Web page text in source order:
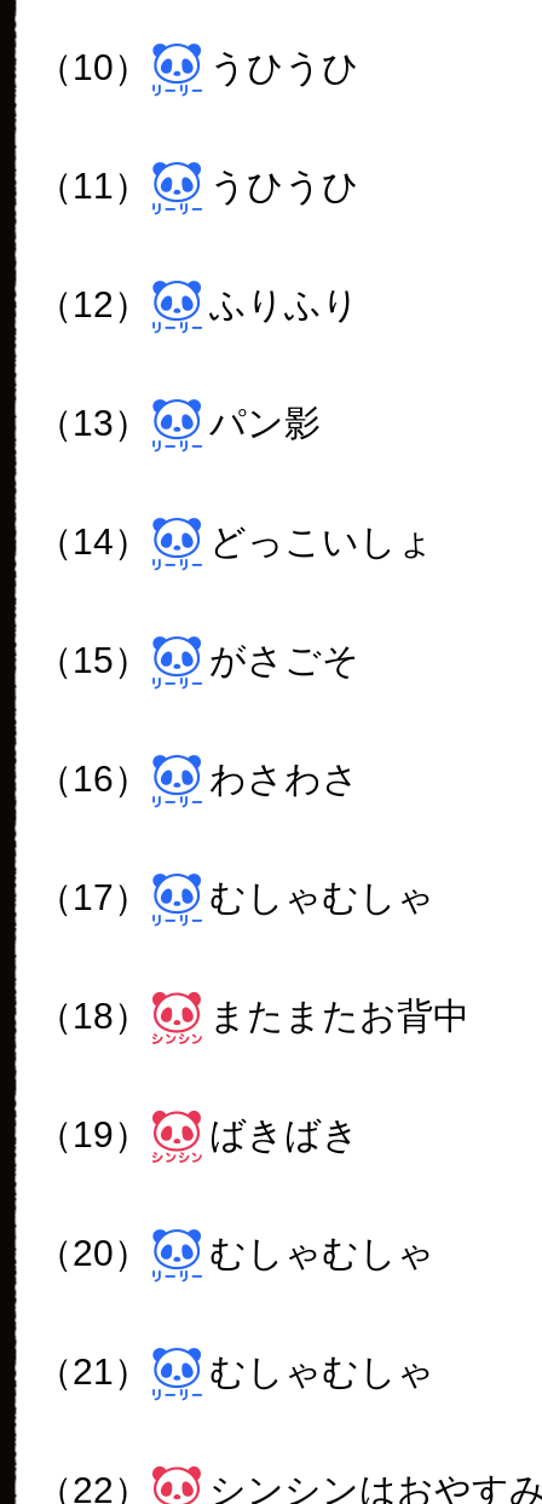
（10） うひうひ
（11） うひうひ
（12） ふりふり
（13） パン影
（14） どっこいしょ
（15） がさごそ
（16） わさわさ
（17） むしゃむしゃ
（18） またまたお背中
（19） ばきばき
（20） むしゃむしゃ
（21） むしゃむしゃ
（22） シンシンはおやす